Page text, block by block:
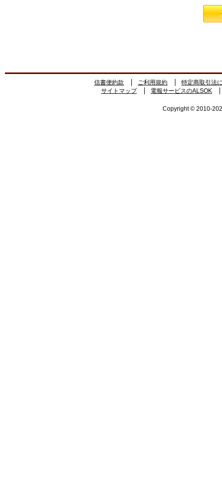
信書便約款 ご利用規約
特定商取引法
サイトマップ
電報サービスのALSOK
Copyright © 2010-